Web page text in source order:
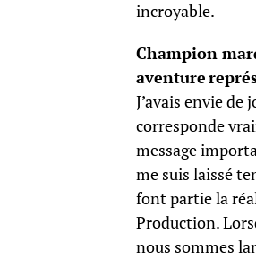
incroyable.
Champion
aventure
J’avais envie
corresponde
message
me suis laissé
font partie la
Production.
nous sommes